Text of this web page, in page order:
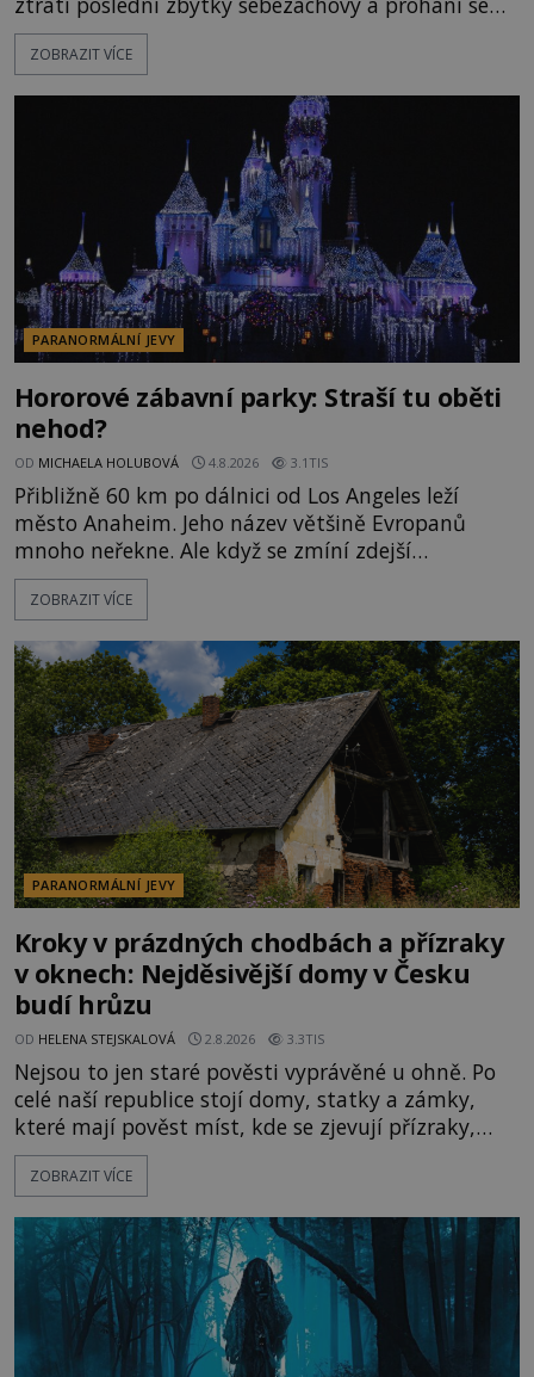
po silnicích ve svém mercedesu jako utržený ze
řetězu. Vše vyvrcholí katastrofou, když to Dreyfuss
následně nalezne schovaný kokain. Tímto
momentem se slavnému
ZOBRAZIT VÍCE
PARANORMÁLNÍ JEVY
Hororové zábavní parky: Straší tu oběti
nehod?
OD MICHAELA HOLUBOVÁ 4.8.2026 3.1TIS
Přibližně 60 km po dálnici od Los Angeles leží
město Anaheim. Jeho název většině Evropanů
mnoho neřekne. Ale když se zmíní zdejší
Disneyland, je hned jasno. Zábavní park vyroste na
poklidném místě bývalého sadu pomerančovníků.
kolem 17 000 000 zábavychtivých lidí ročně. A ač je
velká snaha to utajit, někteří z
ZOBRAZIT VÍCE
PARANORMÁLNÍ JEVY
Kroky v prázdných chodbách a přízraky
v oknech: Nejděsivější domy v Česku
budí hrůzu
OD HELENA STEJSKALOVÁ 2.8.2026 3.3TIS
Nejsou to jen staré pověsti vyprávěné u ohně. Po
celé naší republice stojí domy, statky a zámky,
které mají pověst míst, kde se zjevují přízraky,
ozývají nevysvětlitelné zvuky nebo se dějí podivné
jevy. Zatímco historici většinou hledají racionální
lokality vykazují nápadně podobná svědectví po
celé generace. A právě tato opakující se svědectví
ZOBRAZIT VÍCE